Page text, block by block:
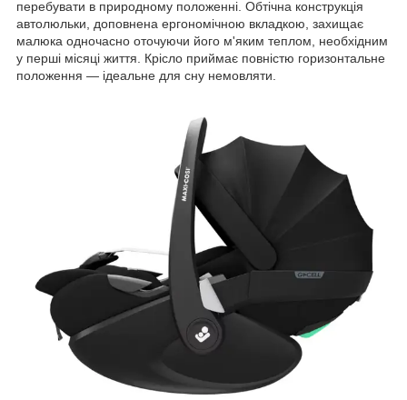
перебувати в природному положенні. Обтічна конструкція
автолюльки, доповнена ергономічною вкладкою, захищає
малюка одночасно оточуючи його м'яким теплом, необхідним
у перші місяці життя. Крісло приймає повністю горизонтальне
положення — ідеальне для сну немовляти.